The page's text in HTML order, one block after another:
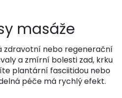
masáže
zdravotní nebo regenerační
a zmírní bolesti zad, krku
plantární fasciitidou nebo
péče má rychlý efekt.